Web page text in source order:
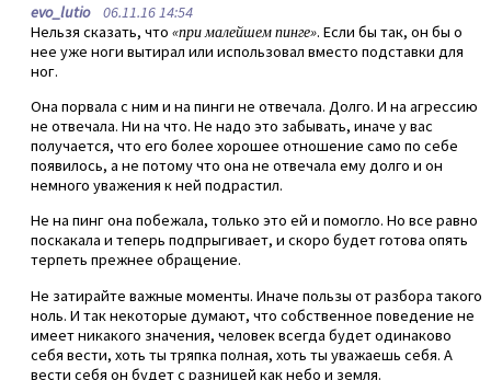
evo_lutio06.11.16 14:54
Нельзя сказать, что «при малейшем пинге». Если бы так, он бы о
нее уже ноги вытирал или использовал вместо подставки для
ног.
Она порвала с ним и на пинги не отвечала. Долго. И на агрессию
не отвечала. Ни на что. Не надо это забывать, иначе у вас
получается, что его более хорошее отношение само по себе
появилось, а не потому что она не отвечала ему долго и он
немного уважения к ней подрастил.
Не на пинг она побежала, только это ей и помогло. Но все равно
поскакала и теперь подпрыгивает, и скоро будет готова опять
терпеть прежнее обращение.
Не затирайте важные моменты. Иначе пользы от разбора такого
ноль. И так некоторые думают, что собственное поведение не
имеет никакого значения, человек всегда будет одинаково
себя вести, хоть ты тряпка полная, хоть ты уважаешь себя. А
вести себя он будет с разницей как небо и земля.